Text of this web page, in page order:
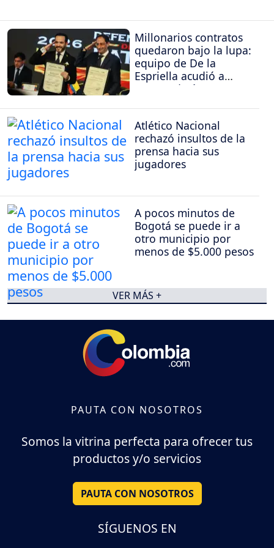
Millonarios contratos
quedaron bajo la lupa:
equipo de De la
Espriella acudió a
Procuraduría y
Atlético Nacional
rechazó insultos de la
prensa hacia sus
jugadores
A pocos minutos de
Bogotá se puede ir a
otro municipio por
menos de $5.000 pesos
VER MÁS +
PAUTA CON NOSOTROS
Somos la vitrina perfecta para ofrecer tus
productos y/o servicios
PAUTA CON NOSOTROS
SÍGUENOS EN